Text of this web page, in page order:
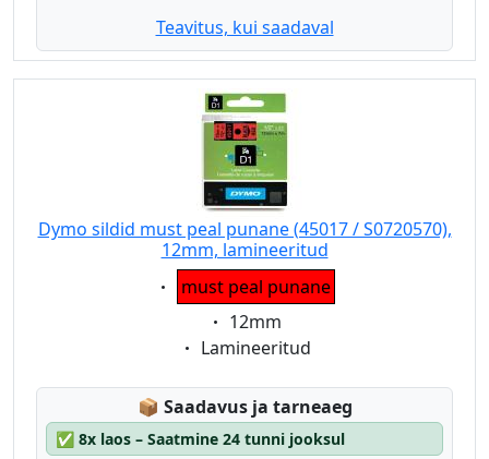
Teavitus, kui saadaval
Dymo sildid must peal punane (45017 / S0720570),
12mm, lamineeritud
Eigenschaft:
must peal punane
Eigenschaft:
12mm
Eigenschaft:
Lamineeritud
📦 Lagerstatus:
Saadavus ja tarneaeg
✅ 8x laos – Saatmine 24 tunni jooksul